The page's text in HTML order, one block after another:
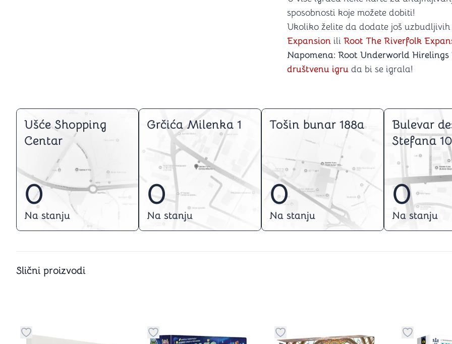
sposobnosti koje možete dobiti!
Ukoliko želite da dodate još uzbudljivih
Expansion ili Root The Riverfolk
Napomena: Root Underworld Hirelings
društvenu igru da bi se igrala!
Ušće Shopping
Centar
0
Na stanju
Grčića Milenka 1
0
Na stanju
Tošin bunar 188a
0
Na stanju
Bulevar
Stefana
0
Na stanju
Slični proizvodi
Dugme za dodavanje stvari u kategoriju omiljenoDugme za dodavanje stvari u kategoriju omiljenoDugme za dodavanje stvari u kategoriju omiljeno
Dugme za